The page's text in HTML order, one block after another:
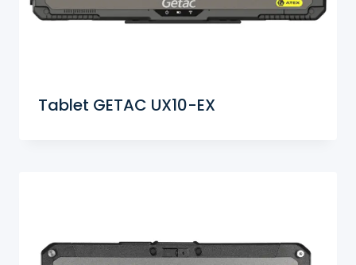
Tablet GETAC UX10-EX